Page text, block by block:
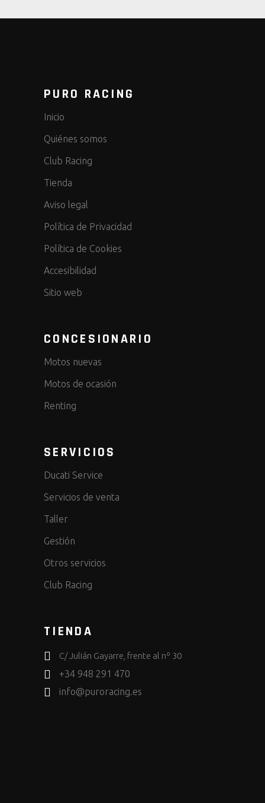
PURO RACING
Inicio
Quiénes somos
Club Racing
Tienda
Aviso legal
Política de Privacidad
Política de Cookies
Accesibilidad
Sitio web
CONCESIONARIO
Motos nuevas
Motos de ocasión
Renting
SERVICIOS
Ducati Service
Servicios de venta
Taller
Gestión
Otros servicios
Club Racing
TIENDA
C/ Julián Gayarre, frente al nº 30
+34 948 291 470
info@puroracing.es